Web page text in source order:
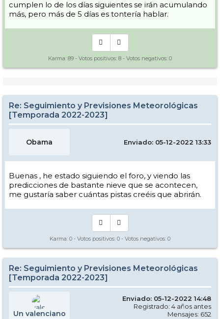
cumplen lo de los días siguientes se irán acumulando
más, pero más de 5 días es tontería hablar.
Karma: 89 - Votos positivos: 8 - Votos negativos: 0
Re: Seguimiento y Previsiones Meteorológicas
[Temporada 2022-2023]
Obama Enviado: 05-12-2022 13:33
Buenas , he estado siguiendo el foro, y viendo las
predicciones de bastante nieve que se acontecen,
me gustaría saber cuántas pistas creéis que abrirán.
Karma: 0 - Votos positivos: 0 - Votos negativos: 0
Re: Seguimiento y Previsiones Meteorológicas
[Temporada 2022-2023]
Un valenciano
Enviado: 05-12-2022 14:48
Registrado: 4 años antes
Mensajes: 652